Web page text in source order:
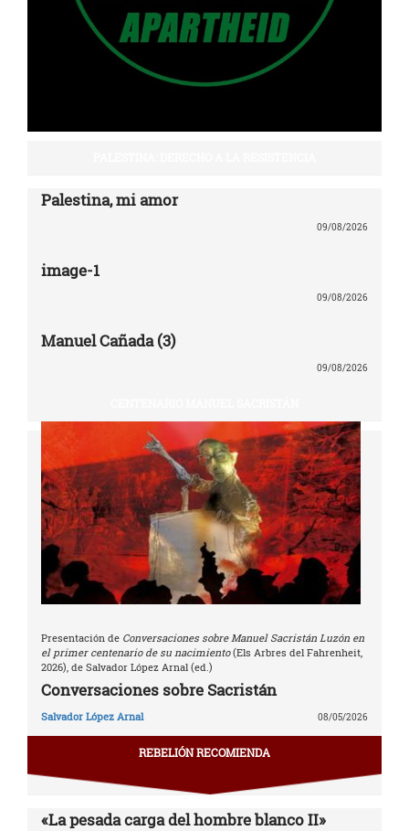
Palestina, mi amor
09/08/2026
image-1
09/08/2026
Manuel Cañada (3)
09/08/2026
Presentación de Conversaciones sobre Manuel Sacristán Luzón en
el primer centenario de su nacimiento(Els Arbres del Fahrenheit,
2026), de Salvador López Arnal (ed.)
Conversaciones sobre Sacristán
Salvador López Arnal 08/05/2026
REBELIÓN RECOMIENDA
«La pesada carga del hombre blanco II»